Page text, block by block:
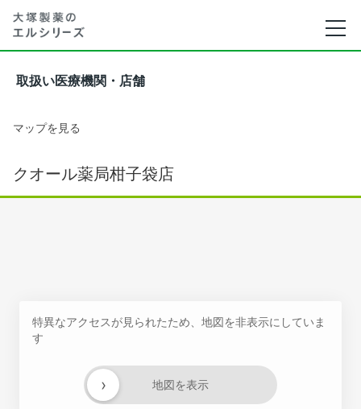
取扱い医療機関・店舗
マップを見る
クオール薬局柑子袋店
特異なアクセスが見られたため、地図を非表示にしていま
す
地図を表示
›